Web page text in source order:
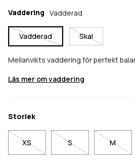
Vaddering Vadderad
Vadderad Skal
Mellanvikts vaddering för perfekt
Läs mer om vaddering
Storlek
XS S M